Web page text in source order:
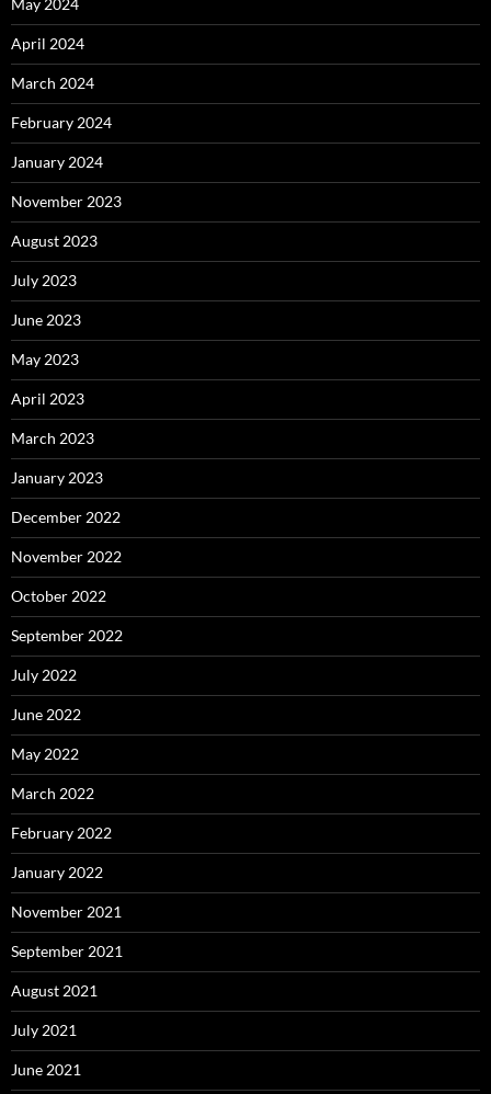
April 2024
March 2024
February 2024
January 2024
November 2023
August 2023
July 2023
June 2023
May 2023
April 2023
March 2023
January 2023
December 2022
November 2022
October 2022
September 2022
July 2022
June 2022
May 2022
March 2022
February 2022
January 2022
November 2021
September 2021
August 2021
July 2021
June 2021